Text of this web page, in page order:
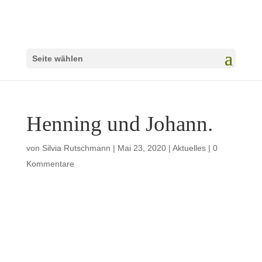
Seite wählen
Henning und Johann.
von Silvia Rutschmann | Mai 23, 2020| Aktuelles| 0
Kommentare